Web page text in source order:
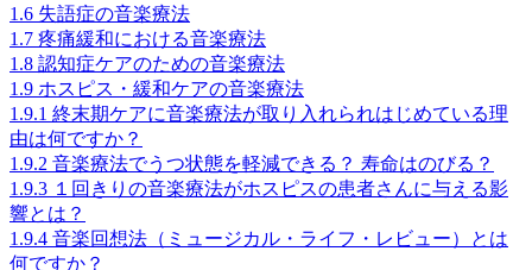
1.6 失語症の音楽療法
1.7 疼痛緩和における音楽療法
1.8 認知症ケアのための音楽療法
1.9 ホスピス・緩和ケアの音楽療法
1.9.1 終末期ケアに音楽療法が取り入れられはじめている理
由は何ですか？
1.9.2 音楽療法でうつ状態を軽減できる？ 寿命はのびる？
1.9.3 １回きりの音楽療法がホスピスの患者さんに与える影
響とは？
1.9.4 音楽回想法（ミュージカル・ライフ・レビュー）とは
何ですか？